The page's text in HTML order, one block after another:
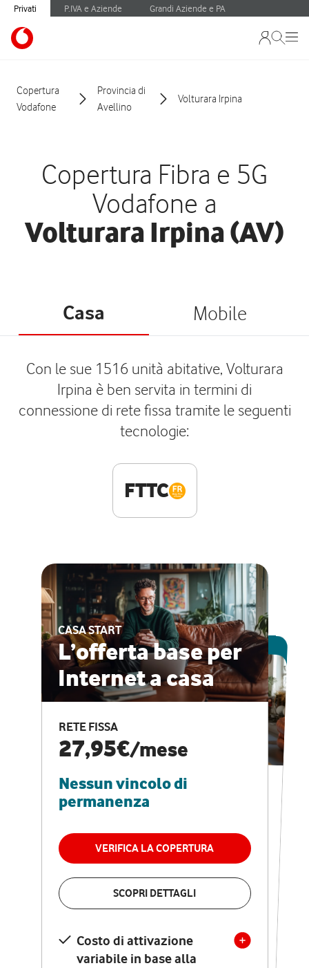
Privati P.IVA e Aziende Grandi Aziende e PA
Copertura
Vodafone
Provincia di
Avellino
Volturara Irpina
Copertura Fibra e 5G
Vodafone a
Volturara Irpina (AV)
Casa Mobile
Con le sue 1516 unità abitative, Volturara
Irpina è ben servita in termini di
connessione di rete fissa tramite le seguenti
tecnologie:
FTTC
CASA START
L’offerta base per
Internet a casa
RETE FISSA
27,95€/mese
Nessun vincolo di
permanenza
VERIFICA LA COPERTURA
SCOPRI DETTAGLI
Costo di attivazione
variabile in base alla
ESCLUSIVA ONLINE
CASA PRO
Internet veloce e
vantaggi speciali
RETE FISSA + VODAFONE CLUB
29,95€
permanenza
VERIFICA LA COPERTURA
Costo di attivazione
variabile in base alla